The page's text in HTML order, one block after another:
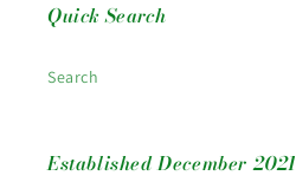
Quick Search
Search
Established December 2021